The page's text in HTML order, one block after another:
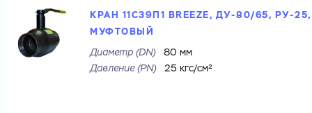
Купить как физ. лицо
КРАН 11С39П1 BREEZE, ДУ-80/65, РУ-25,
МУФТОВЫЙ
Диаметр (DN)
80 мм
Давление (РN)
25 кгс/см²